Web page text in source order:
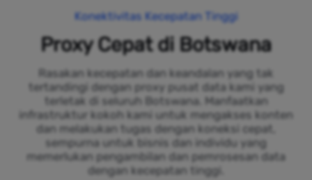
Konektivitas Kecepatan Tinggi
Proxy Cepat di Botswana
Rasakan kecepatan dan keandalan yang tak
tertandingi dengan proxy pusat data kami yang
terletak di seluruh Botswana. Manfaatkan
infrastruktur kokoh kami untuk mengakses konten
dan melakukan tugas dengan koneksi cepat,
sempurna untuk bisnis dan individu yang
memerlukan pengambilan dan pemrosesan data
dengan kecepatan tinggi.